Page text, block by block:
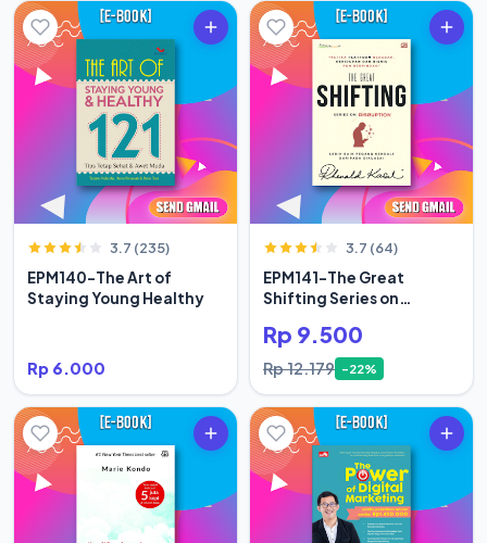
3.7 (235)
EPM140-The Art of
Staying Young Healthy
Rp 6.000
3.7 (64)
EPM141-The Great
Shifting Series on
Rp 9.500
Rp 12.179 -22%